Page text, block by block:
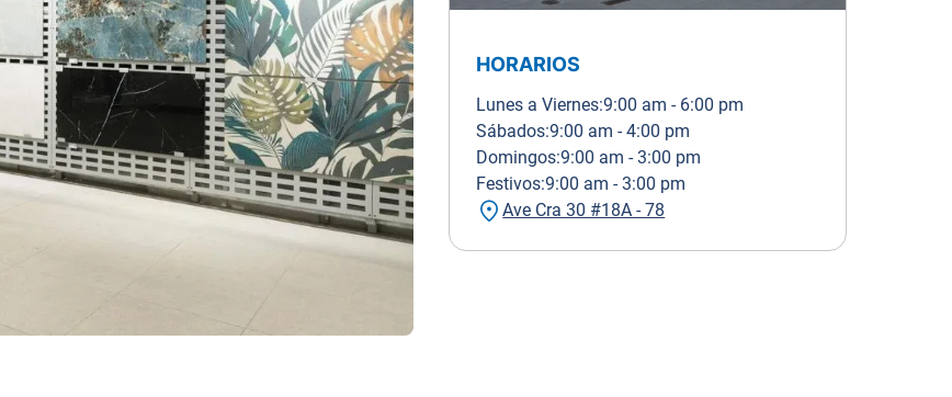
HORARIOS
Lunes a Viernes:9:00 am - 6:00 pm
Sábados:9:00 am - 4:00 pm
Domingos:9:00 am - 3:00 pm
Festivos:9:00 am - 3:00 pm
Ave Cra 30 #18A - 78